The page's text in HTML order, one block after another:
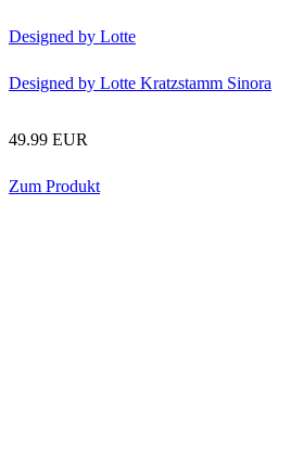
Designed by Lotte
Designed by Lotte Kratzstamm Sinora
49.99 EUR
Zum Produkt